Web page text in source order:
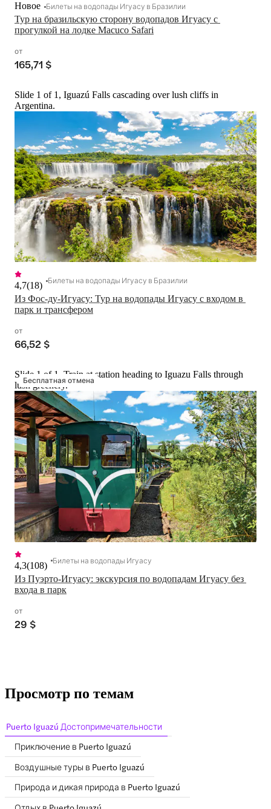
Тур на бразильскую сторону водопадов Игуасу с
прогулкой на лодке Macuco Safari
Новое Билеты на водопады Игуасу в Бразилии
от
165,71 $
Slide 1 of 1, Iguazú Falls cascading over lush cliffs in
Argentina.
Из Фос-ду-Игуасу: Тур на водопады Игуасу с входом в
парк и трансфером
4,7(18) Билеты на водопады Игуасу в Бразилии
от
66,52 $
Бесплатная отмена
Slide 1 of 1, Train at station heading to Iguazu Falls through
lush greenery.
Из Пуэрто-Игуасу: экскурсия по водопадам Игуасу без
входа в парк
4,3(108) Билеты на водопады Игуасу
от
29 $
Просмотр по темам
Puerto Iguazú Достопримечательности
Приключение в Puerto Iguazú
Воздушные туры в Puerto Iguazú
Природа и дикая природа в Puerto Iguazú